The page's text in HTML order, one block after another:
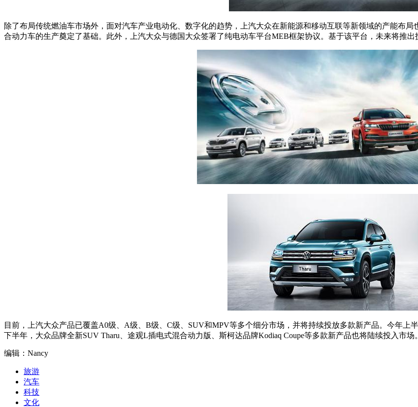
除了布局传统燃油车市场外，面对汽车产业电动化、数字化的趋势，上汽大众在新能源和移动互联等新领域的产能布
合动力车的生产奠定了基础。此外，上汽大众与德国大众签署了纯电动车平台MEB框架协议。基于该平台，未来将推
目前，上汽大众产品已覆盖A0级、A级、B级、C级、SUV和MPV等多个细分市场，并将持续投放多款新产品。今年上
下半年，大众品牌全新SUV Tharu、途观L插电式混合动力版、斯柯达品牌Kodiaq Coupe等多款新产品也将陆续投入市场
编辑：Nancy
旅游
汽车
科技
文化